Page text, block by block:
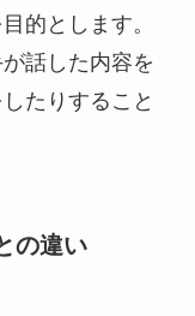
的とします。
話した内容を
たりすること
の違い